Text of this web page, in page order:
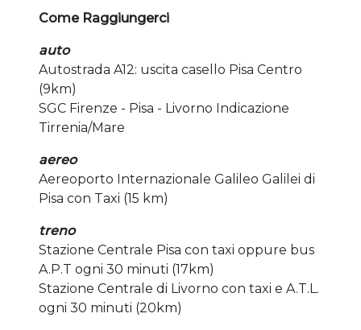
Come Raggiungerci
auto
Autostrada A12: uscita casello Pisa Centro
(9km)
SGC Firenze - Pisa - Livorno Indicazione
Tirrenia/Mare
aereo
Aereoporto Internazionale Galileo Galilei di
Pisa con Taxi (15 km)
treno
Stazione Centrale Pisa con taxi oppure bus
A.P.T ogni 30 minuti (17km)
Stazione Centrale di Livorno con taxi e A.T.L.
ogni 30 minuti (20km)